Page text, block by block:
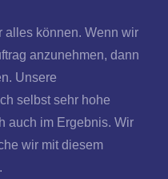
alles können. Wenn wir
anzunehmen, dann
Unsere
selbst sehr hohe
auch im Ergebnis. Wir
wir mit diesem